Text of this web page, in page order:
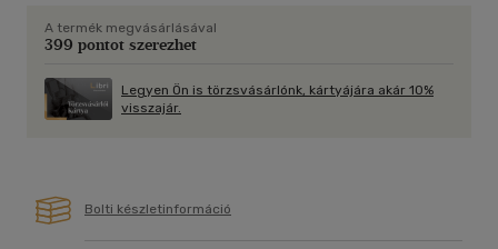
A termék megvásárlásával
399 pontot szerezhet
Legyen Ön is törzsvásárlónk, kártyájára akár 10%
visszajár.
Bolti készletinformáció